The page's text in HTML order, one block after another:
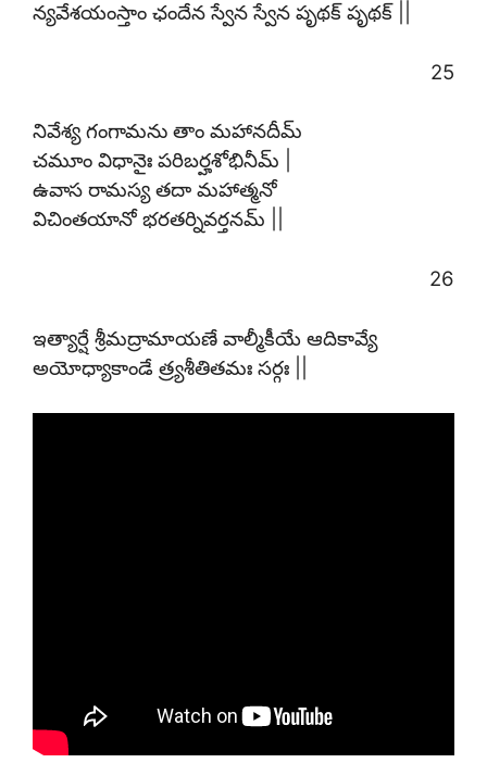
న్యవేశయంస్తాం ఛందేన స్వేన స్వేన పృథక్ పృథక్ ||
25
నివేశ్య గంగామను తాం మహానదీమ్
చమూం విధానైః పరిబర్హశోభినీమ్ |
ఉవాస రామస్య తదా మహాత్మనో
విచింతయానో భరతర్నివర్తనమ్ ||
26
ఇత్యార్షే శ్రీమద్రామాయణే వాల్మీకీయే ఆదికావ్యే
అయోధ్యాకాండే త్ర్యశీతితమః సర్గః ||